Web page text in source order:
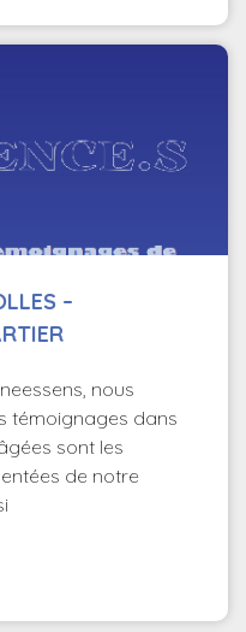
–
nous
témoignages dans
sont les
de notre